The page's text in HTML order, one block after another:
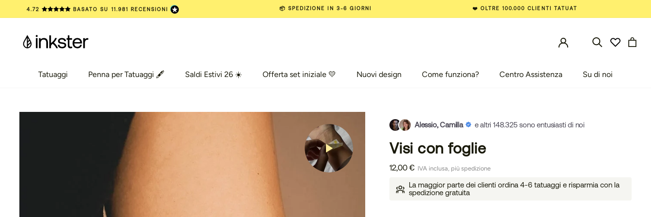
al
4.72 BASATO SU 11.981 RECENSIONI 📦 SPEDIZIONE IN 3-6 GIORNI ❤️ OLTRE 100.000 CLIENTI TATUAT
Tatuaggi
Tatuaggi
Penna per Tatuaggi 🖋️
Penna per Tatuaggi 🖋️
Saldi Estivi 26 ☀️
Saldi Estivi 26 ☀️
Offerta set iniziale 💛 Nuovi design
Nuovi design
Come funziona? Centro Assistenza Su di noi
Alessio, Camilla e altri 148.325 sono entusiasti di noi
Visi con foglie
12,00 € IVA inclusa, più spedizione
La maggior parte dei clienti ordina 4-6 tatuaggi e risparmia con la
spedizione gratuita